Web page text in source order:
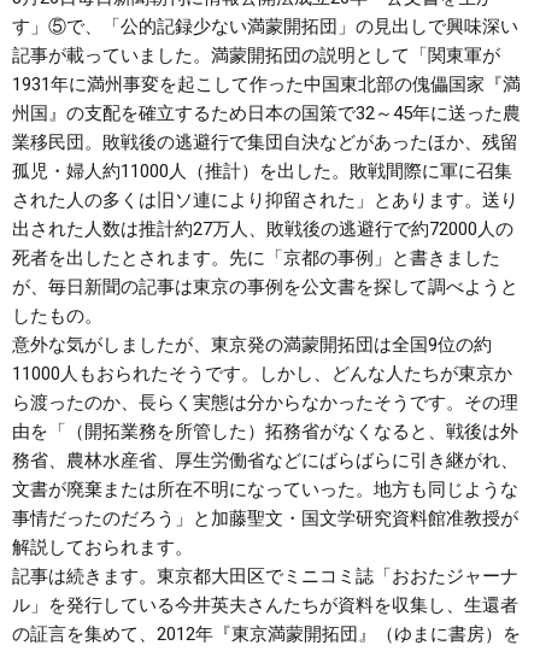
す」⑤で、「公的記録少ない満蒙開拓団」の見出しで興味深い
記事が載っていました。満蒙開拓団の説明として「関東軍が
1931年に満州事変を起こして作った中国東北部の傀儡国家『満
州国』の支配を確立するため日本の国策で32～45年に送った農
業移民団。敗戦後の逃避行で集団自決などがあったほか、残留
孤児・婦人約11000人（推計）を出した。敗戦間際に軍に召集
された人の多くは旧ソ連により抑留された」とあります。送り
出された人数は推計約27万人、敗戦後の逃避行で約72000人の
死者を出したとされます。先に「京都の事例」と書きました
が、毎日新聞の記事は東京の事例を公文書を探して調べようと
したもの。
意外な気がしましたが、東京発の満蒙開拓団は全国9位の約
11000人もおられたそうです。しかし、どんな人たちが東京か
ら渡ったのか、長らく実態は分からなかったそうです。その理
由を「（開拓業務を所管した）拓務省がなくなると、戦後は外
務省、農林水産省、厚生労働省などにばらばらに引き継がれ、
文書が廃棄または所在不明になっていった。地方も同じような
事情だったのだろう」と加藤聖文・国文学研究資料館准教授が
解説しておられます。
記事は続きます。東京都大田区でミニコミ誌「おおたジャーナ
ル」を発行している今井英夫さんたちが資料を収集し、生還者
の証言を集めて、2012年『東京満蒙開拓団』（ゆまに書房）を